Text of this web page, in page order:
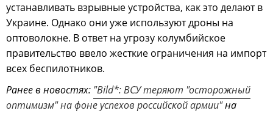
устанавливать взрывные устройства, как это делают в
Украине. Однако они уже используют дроны на
оптоволокне. В ответ на угрозу колумбийское
правительство ввело жесткие ограничения на импорт
всех беспилотников.
Ранее в новостях: "Bild*: ВСУ теряют "осторожный
оптимизм" на фоне успехов российской армии"на